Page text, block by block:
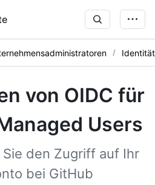
von OIDC für
Users
den Zugriff auf Ihr
bei GitHub